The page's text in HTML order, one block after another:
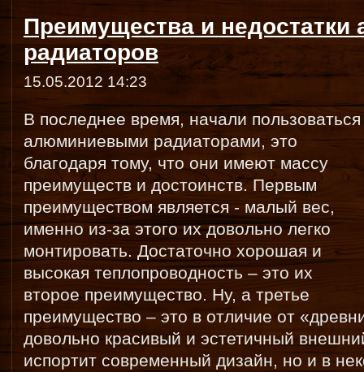
Преимущества и
радиаторов
15.05.2012 14:23
В последнее время, начали пользоваться
алюминиевыми радиаторами, это
благодаря тому, что они имеют массу
преимуществ и достоинств. Первым
преимуществом является - малый вес,
именно из-за этого их довольно легко
монтировать. Достаточно хорошая и
высокая теплопроводность – это их
второе преимущество. Ну, а третье
преимущество – это в отличие от
довольно красивый и эстетичный
испортит современный дизайн, но и в